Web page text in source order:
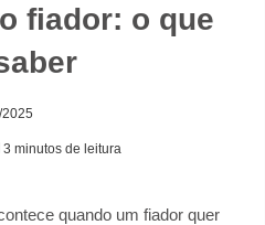
fiador: o que
3 minutos de leitura
quando um fiador quer